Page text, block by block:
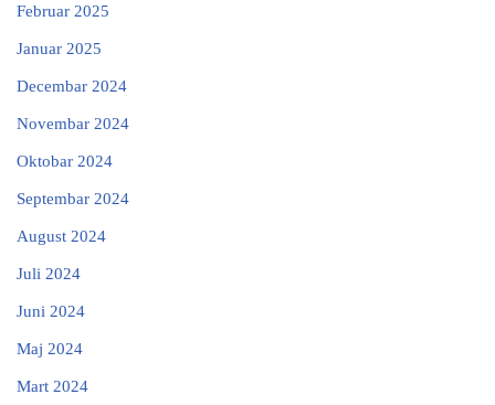
Februar 2025
Januar 2025
Decembar 2024
Novembar 2024
Oktobar 2024
Septembar 2024
August 2024
Juli 2024
Juni 2024
Maj 2024
Mart 2024